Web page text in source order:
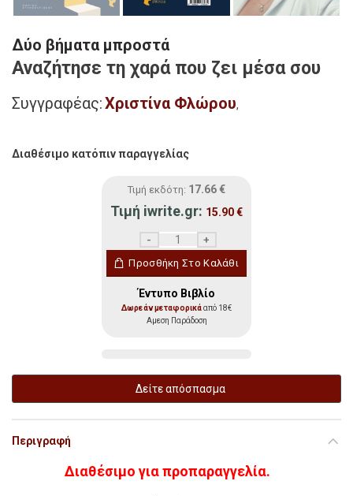
Δύο βήματα μπροστά
Αναζήτησε τη χαρά που ζει μέσα σου
Συγγραφέας:Χριστίνα Φλώρου,
Διαθέσιμο κατόπιν παραγγελίας
Τιμή εκδότη: 17.66 €
Τιμή iwrite.gr: 15.90€
Προσθήκη Στο Καλάθι
Έντυπο Βιβλίο
Δωρεάν μεταφορικάαπό 18€
Αμεση Παράδοση
Δείτε απόσπασμα
Περιγραφή
Διαθέσιμο για προπαραγγελία.